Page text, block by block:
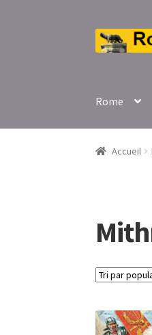
Aller
à
Aller
au
Rome
Accueil